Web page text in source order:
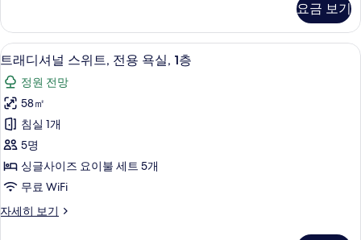
사
진
모
두
보
기
룸,
금
연,
별
관
자
세
히
보
기
요금 보기
트
래
디
셔
널
스
위
전
트래디셔널 스위트, 전용 욕실, 1층 |
14
트래디셔널 스위트, 전용 욕실, 1층
정원 전망
58㎡
침실 1개
5명
싱글사이즈 요이불 세트 5개
무료 WiFi
자세히 보기
트